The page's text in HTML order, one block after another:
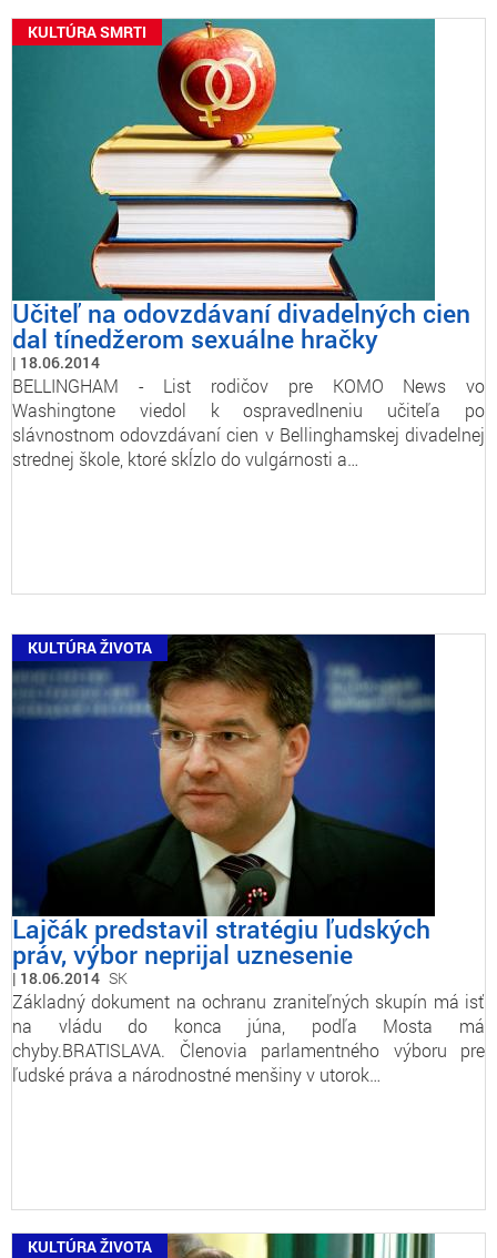
KULTÚRA SMRTI
Učiteľ na odovzdávaní divadelných cien
dal tínedžerom sexuálne hračky
18.06.2014
BELLINGHAM - List rodičov pre KOMO News vo
Washingtone viedol k ospravedlneniu učiteľa po
slávnostnom odovzdávaní cien v Bellinghamskej divadelnej
strednej škole, ktoré skĺzlo do vulgárnosti a…
KULTÚRA ŽIVOTA
Lajčák predstavil stratégiu ľudských
práv, výbor neprijal uznesenie
18.06.2014 SK
Základný dokument na ochranu zraniteľných skupín má isť
na vládu do konca júna, podľa Mosta má
chyby.BRATISLAVA. Členovia parlamentného výboru pre
ľudské práva a národnostné menšiny v utorok…
KULTÚRA ŽIVOTA